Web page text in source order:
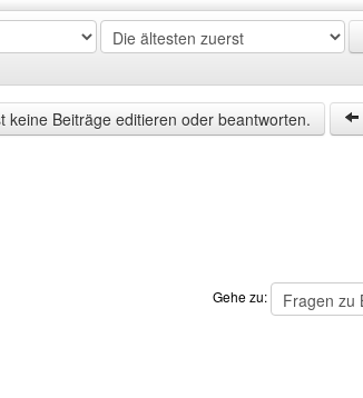
keine Beiträge editieren oder beantworten.
Gehe zu: